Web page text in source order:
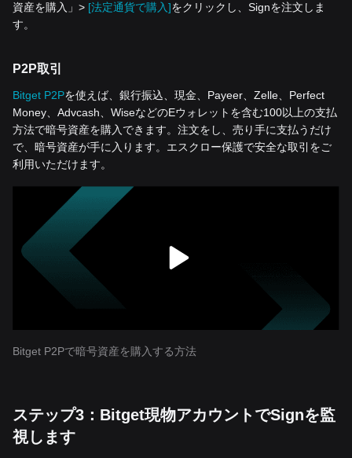
資産を‌購入」> [法定通貨で購入]をクリックし、Signを注文しま
す。
P2P取引
Bitget P2Pを使えば、銀行振込、現金、Payeer、Zelle、Perfect
Money、Advcash、WiseなどのEウォレットを含む100以上の支払
方法で暗号資産を購入できます。注文をし、売り手に支払うだけ
で、暗号資産が手に入ります。エスクロー保護で安全な取引をご
利用いただけます。
Bitget P2Pで暗号資産を購入する方法
ステップ3：Bitget現物アカウントでSignを監
視します